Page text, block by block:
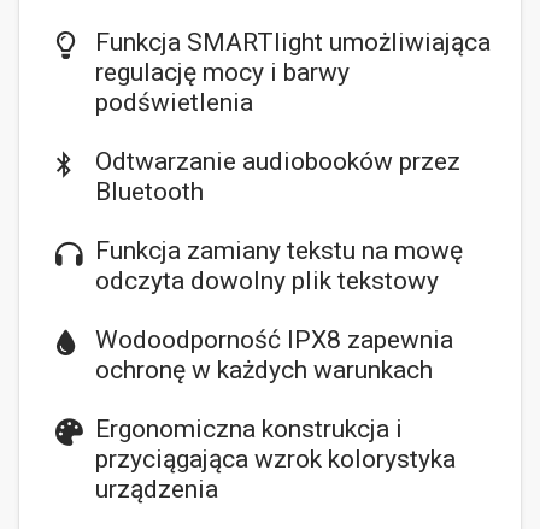
Funkcja SMARTlight umożliwiająca
regulację mocy i barwy
podświetlenia
Odtwarzanie audiobooków przez
Bluetooth
Funkcja zamiany tekstu na mowę
odczyta dowolny plik tekstowy
Wodoodporność IPX8 zapewnia
ochronę w każdych warunkach
Ergonomiczna konstrukcja i
przyciągająca wzrok kolorystyka
urządzenia